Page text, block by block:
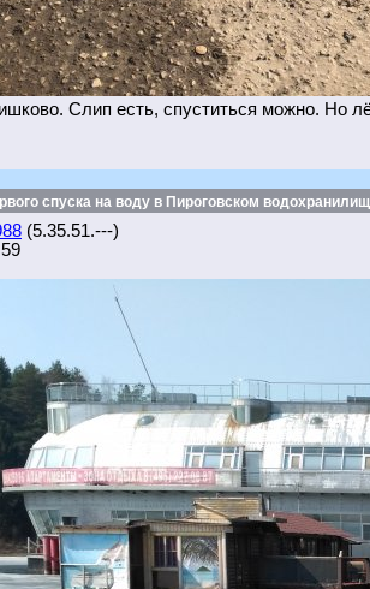
Слип есть, спуститься можно. Но
спуска на воду в Пироговском
(5.35.51.---)